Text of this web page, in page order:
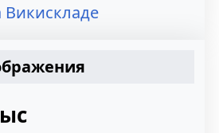
Викискладе